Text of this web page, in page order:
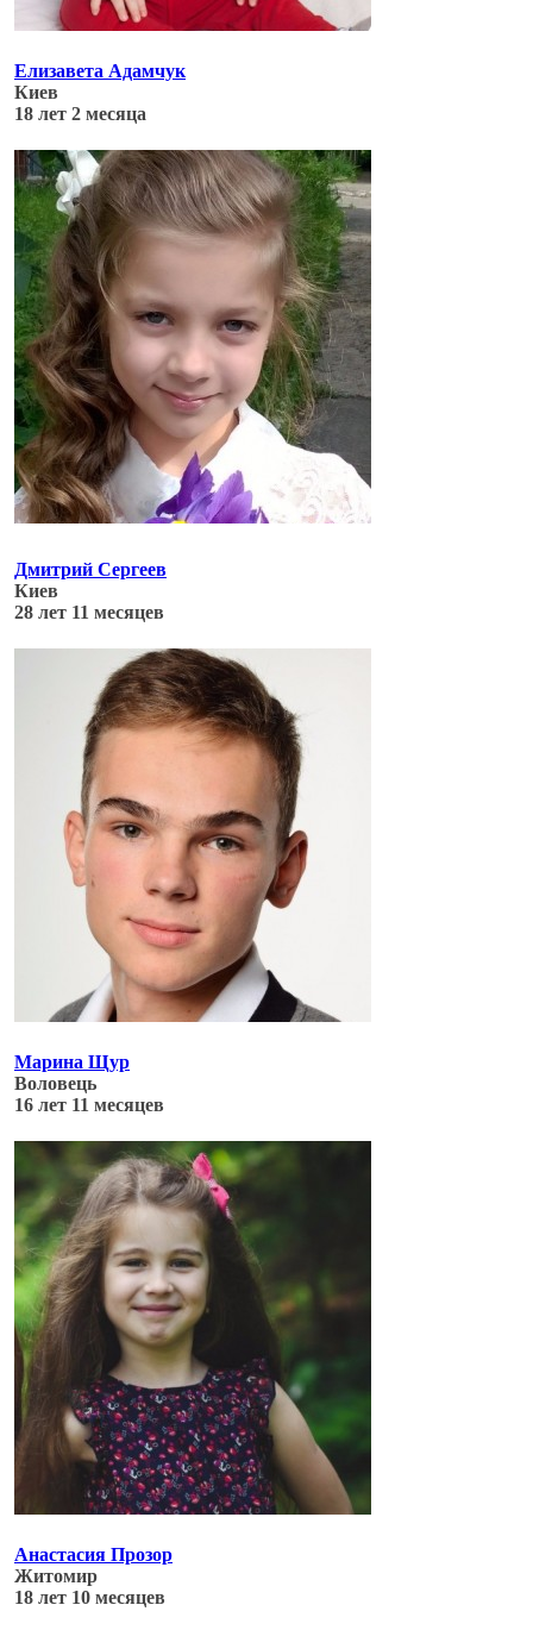
Обновлено: 04.07.17
Елизавета Адамчук
Киев
18 лет 2 месяца
Обновлено: 04.07.17
Дмитрий Сергеев
Киев
28 лет 11 месяцев
Обновлено: 04.07.17
Марина Щур
Воловець
16 лет 11 месяцев
Анастасия Прозор
Житомир
18 лет 10 месяцев